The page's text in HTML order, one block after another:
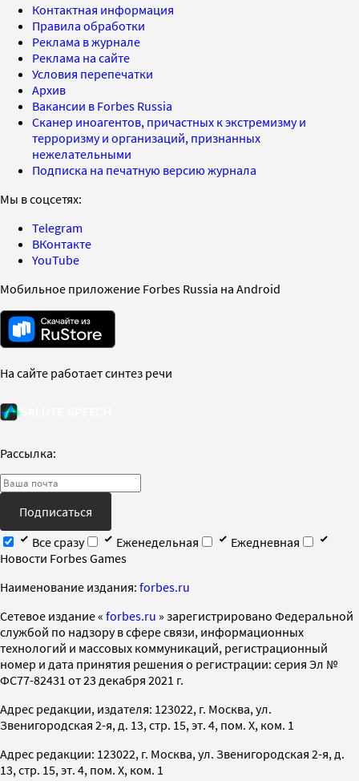
Контактная информация
Правила обработки
Реклама в журнале
Реклама на сайте
Условия перепечатки
Архив
Вакансии в Forbes Russia
Сканер иноагентов, причастных к экстремизму и
терроризму и организаций, признанных
нежелательными
Подписка на печатную версию журнала
Мы в соцсетях:
Telegram
ВКонтакте
YouTube
Мобильное приложение Forbes Russia на Android
На сайте работает синтез речи
Рассылка:
Подписаться
Все сразу
Еженедельная
Ежедневная
Новости Forbes Games
Наименование издания: forbes.ru
Cетевое издание « forbes.ru » зарегистрировано Федеральной
службой по надзору в сфере связи, информационных
технологий и массовых коммуникаций, регистрационный
номер и дата принятия решения о регистрации: серия Эл №
ФС77-82431 от 23 декабря 2021 г.
Адрес редакции, издателя: 123022, г. Москва, ул.
Звенигородская 2-я, д. 13, стр. 15, эт. 4, пом. X, ком. 1
Адрес редакции: 123022, г. Москва, ул. Звенигородская 2-я, д.
13, стр. 15, эт. 4, пом. X, ком. 1